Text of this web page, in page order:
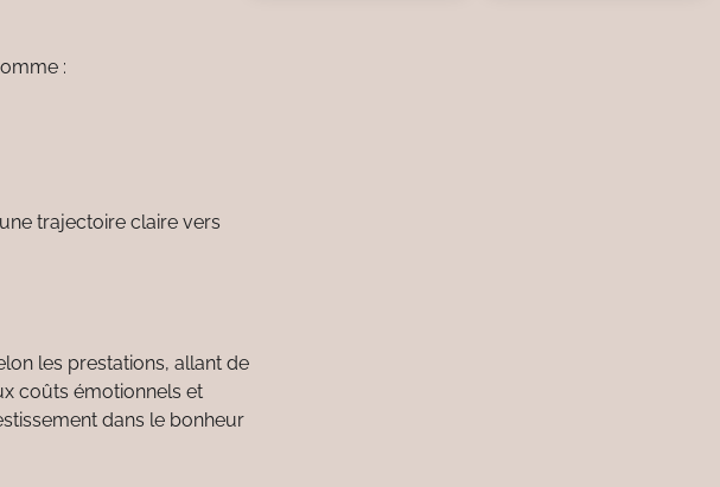
:
trajectoire claire vers
les prestations, allant de
coûts émotionnels et
dans le bonheur